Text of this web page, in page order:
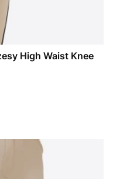
High Waist Knee